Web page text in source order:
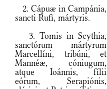
2. Cápuæ in Campánia,
sancti Rufi, mártyris.
3. Tomis in Scythia,
sanctórum mártyrum
Marcellíni, tribúni, et
Mannéæ, cóniugum,
atque Ioánnis, fílii
eórum, Serapiónis,